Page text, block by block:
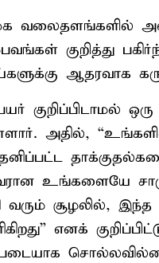
வலைதளங்களில்
குறித்து
ஆதரவாக
குறிப்பிடாமல்
அதில்,
உங்களையே
வரும் சூழலில்,
எனக்